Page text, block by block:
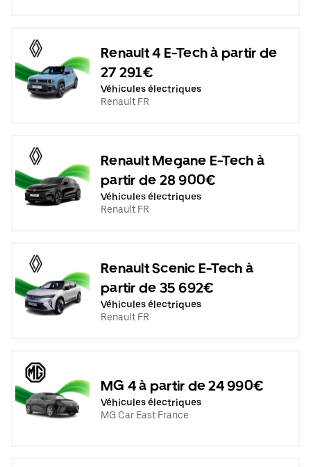
Renault 4 E-Tech à partir de
27 291€
Véhicules électriques
Renault FR
Renault Megane E-Tech à
partir de 28 900€
Véhicules électriques
Renault FR
Renault Scenic E-Tech à
partir de 35 692€
Véhicules électriques
Renault FR
MG 4 à partir de 24 990€
Véhicules électriques
MG Car East France